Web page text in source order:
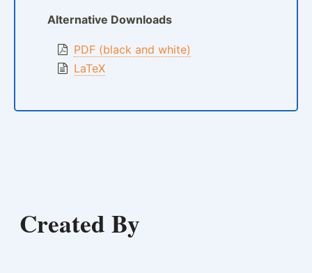
Alternative Downloads
PDF (black and white)
LaTeX
Created By